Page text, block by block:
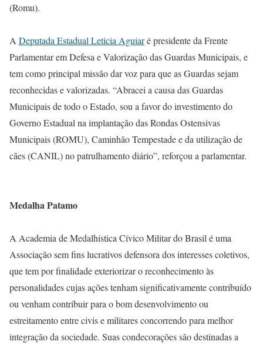
(Romu).
A Deputada Estadual Leticia Aguiaré presidente da Frente
Parlamentar em Defesa e Valorização das Guardas Municipais, e
tem como principal missão dar voz para que as Guardas sejam
reconhecidas e valorizadas. “Abracei a causa das Guardas
Municipais de todo o Estado, sou a favor do investimento do
Governo Estadual na implantação das Rondas Ostensivas
Municipais (ROMU), Caminhão Tempestade e da utilização de
cães (CANIL) no patrulhamento diário”, reforçou a parlamentar.
Medalha Patamo
A Academia de Medalhística Cívico Militar do Brasil é uma
Associação sem fins lucrativos defensora dos interesses coletivos,
que tem por finalidade exteriorizar o reconhecimento às
personalidades cujas ações tenham significativamente contribuído
ou venham contribuir para o bom desenvolvimento ou
estreitamento entre civis e militares concorrendo para melhor
integração da sociedade. Suas condecorações são destinadas a